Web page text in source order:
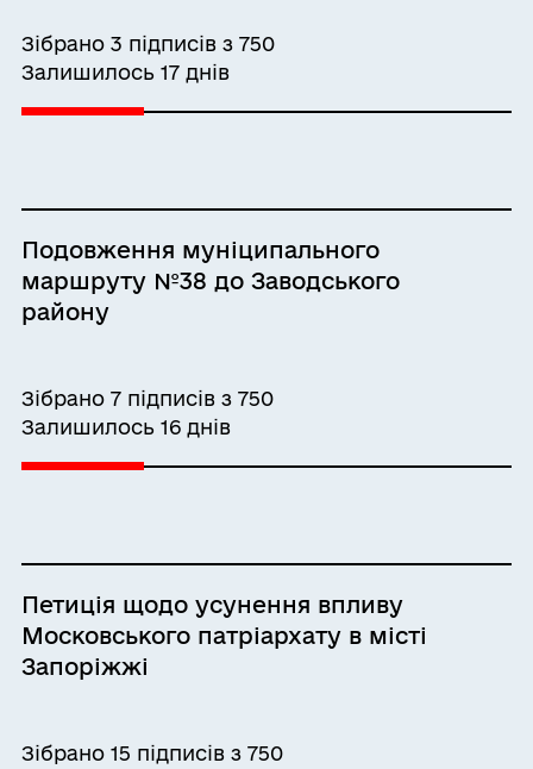
Зібрано 3 підписів з 750
Залишилось 17 днів
Подовження муніципального
маршруту №38 до Заводського
району
Зібрано 7 підписів з 750
Залишилось 16 днів
Петиція щодо усунення впливу
Московського патріархату в місті
Запоріжжі
Зібрано 15 підписів з 750